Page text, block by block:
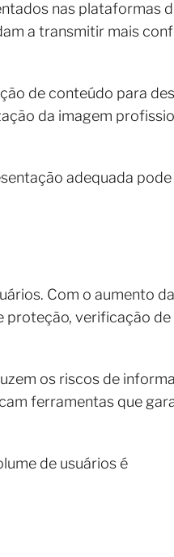
nas plataformas
a transmitir mais
de conteúdo para
da imagem
adequada pode
Com o aumento
proteção, verificação
os riscos de
ferramentas que
de usuários é